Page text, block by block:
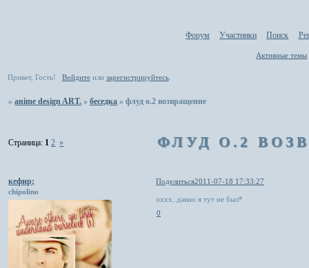
Форум Участники Поиск
Активные темы
Привет, Гость! Войдитеили зарегистрируйтесь.
»anime design ART. »беседка »флуд о.2 возвращение
ФЛУД О.2
Страница: 1 2 »
Поделиться2011-07-18 17:33:27
кефир;
chipolino
оххх..давно я тут не был*
0